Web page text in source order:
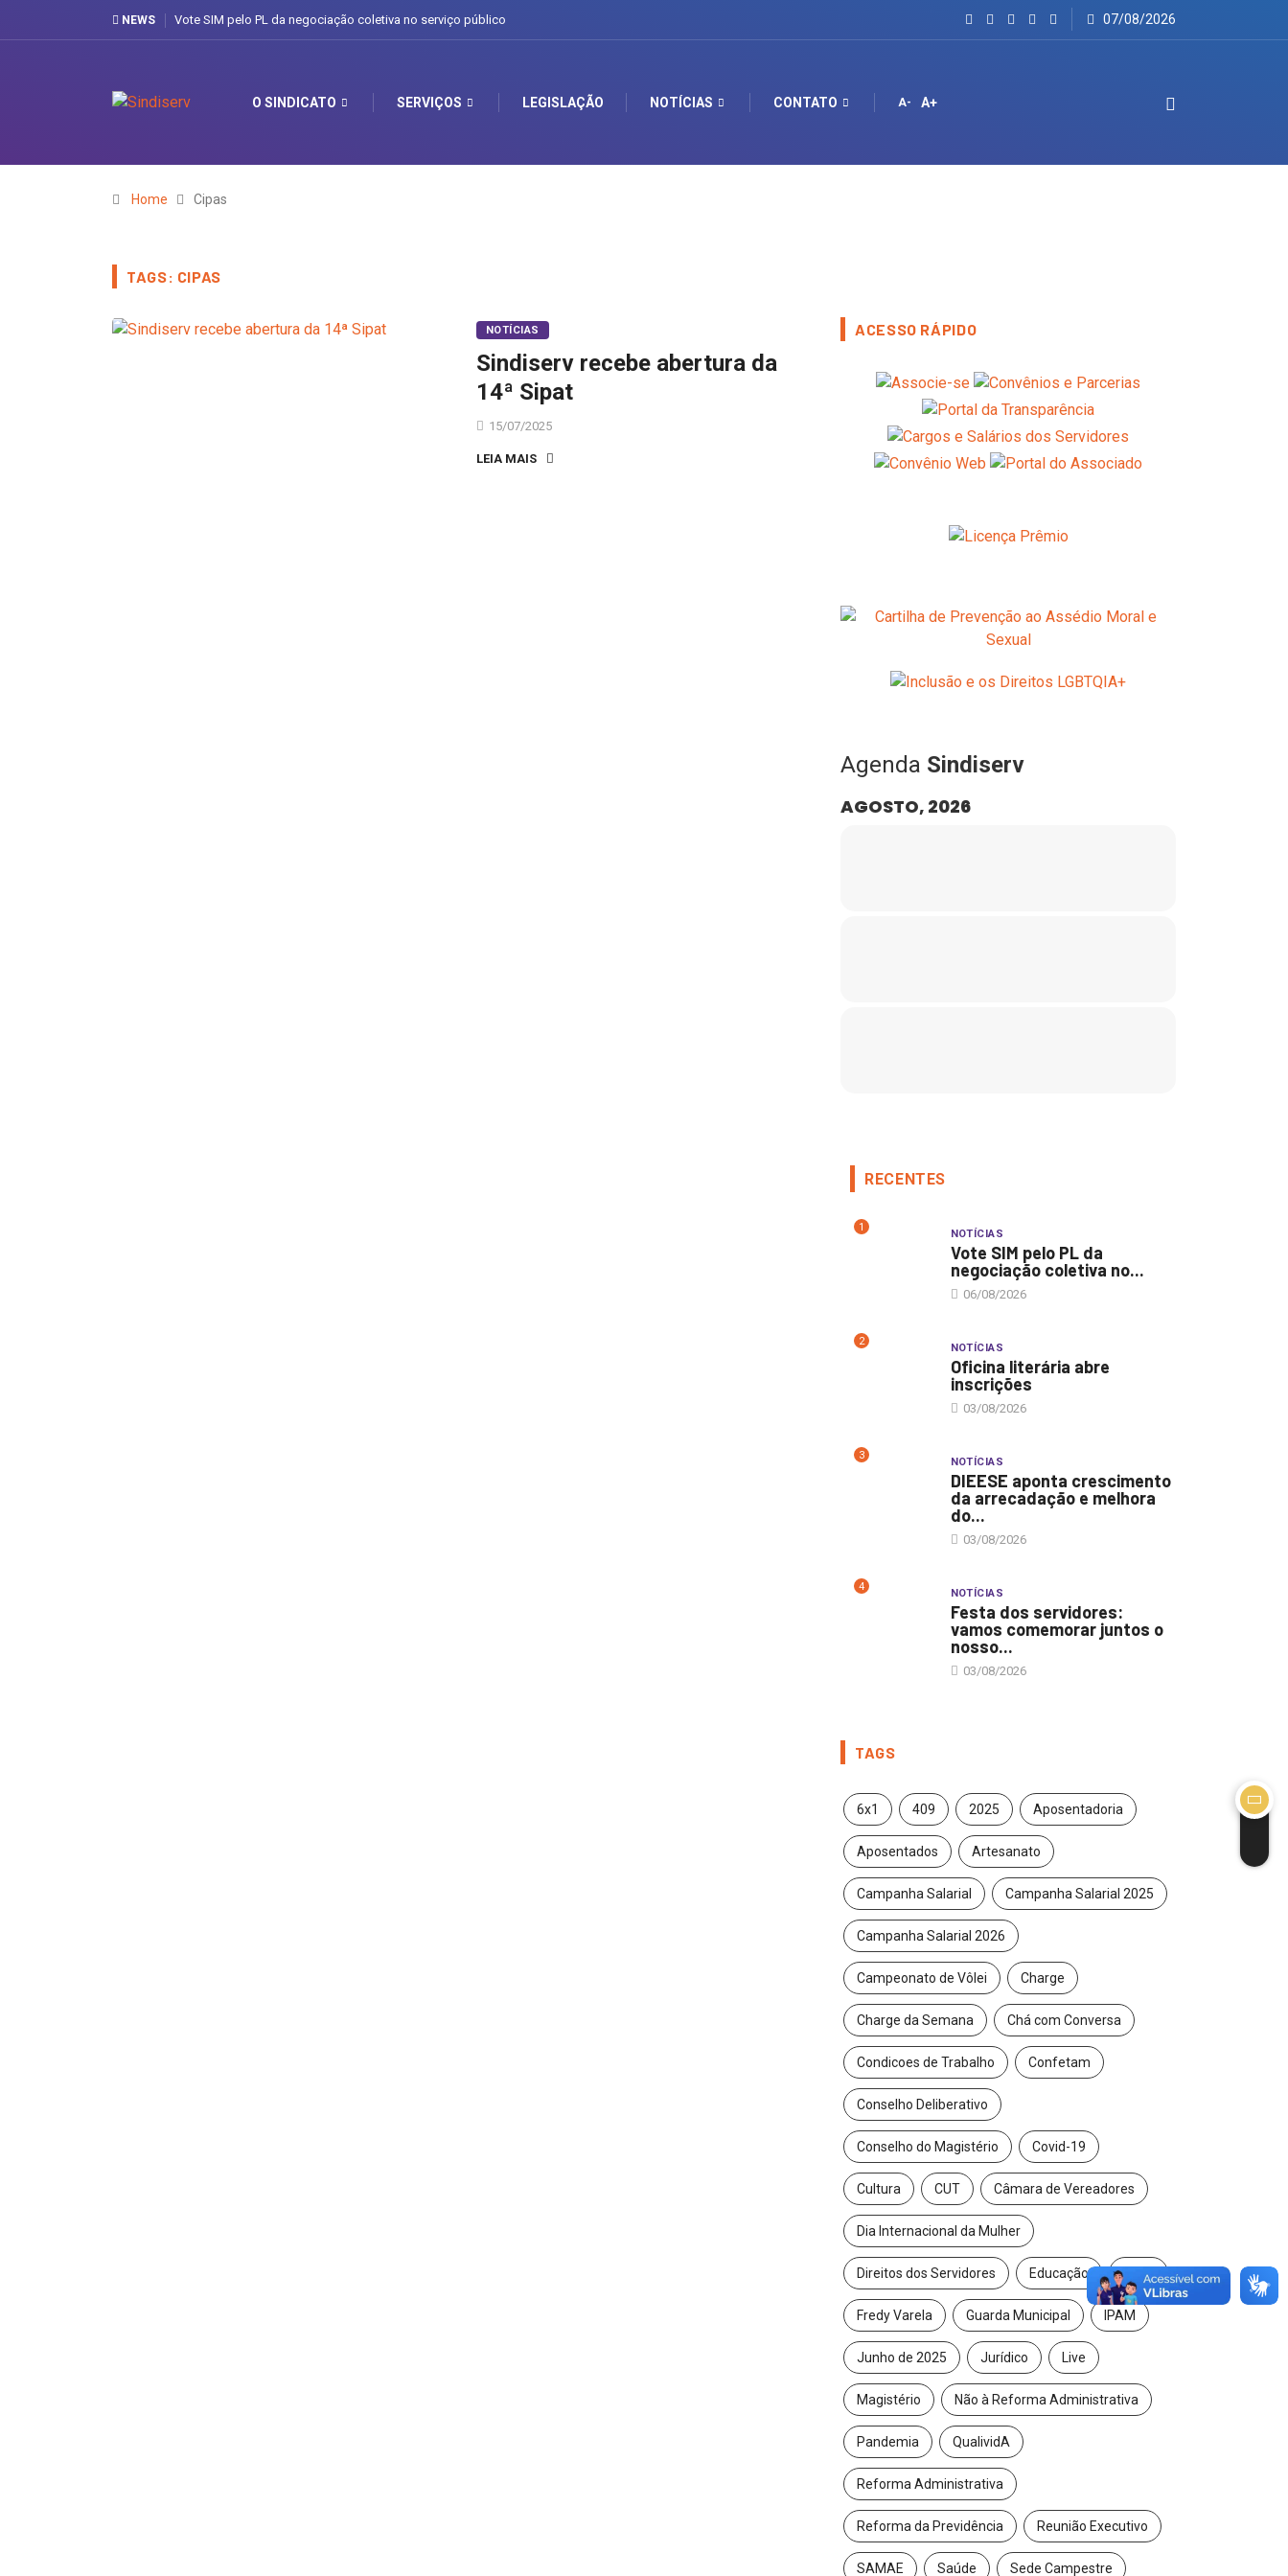
NEWS Vote SIM pelo PL da negociação coletiva no serviço público 07/08/2026
O SINDICATO SERVIÇOS LEGISLAÇÃO NOTÍCIAS CONTATO A- A+
Home Cipas
TAGS: CIPAS
NOTÍCIAS
Sindiserv recebe abertura da
14ª Sipat
15/07/2025
LEIA MAIS
ACESSO RÁPIDO
Agenda Sindiserv
AGOSTO, 2026
RECENTES
1
NOTÍCIAS
Vote SIM pelo PL da
negociação coletiva no...
06/08/2026
2
NOTÍCIAS
Oficina literária abre
inscrições
03/08/2026
3
NOTÍCIAS
DIEESE aponta crescimento
da arrecadação e melhora
do...
03/08/2026
4
NOTÍCIAS
Festa dos servidores:
vamos comemorar juntos o
nosso...
03/08/2026
TAGS
6x1 409 2025 Aposentadoria
Aposentados Artesanato
Campanha Salarial Campanha Salarial 2025
Campanha Salarial 2026
Campeonato de Vôlei Charge
Charge da Semana Chá com Conversa
Condicoes de Trabalho Confetam
Conselho Deliberativo
Conselho do Magistério Covid-19
Cultura CUT Câmara de Vereadores
Dia Internacional da Mulher
Direitos dos Servidores Educação FAPS
Fredy Varela Guarda Municipal IPAM
Junho de 2025 Jurídico Live
Magistério Não à Reforma Administrativa
Pandemia QualividA
Reforma Administrativa
Reforma da Previdência Reunião Executivo
SAMAE Saúde Sede Campestre